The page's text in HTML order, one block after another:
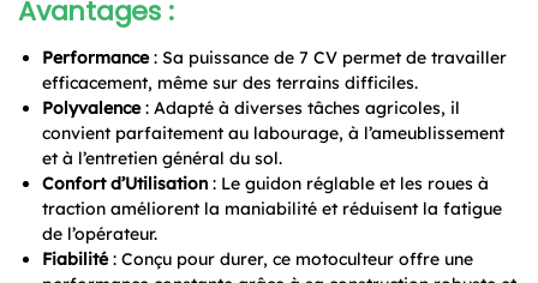
Avantages :
Performance: Sa puissance de 7 CV permet de travailler
efficacement, même sur des terrains difficiles.
Polyvalence: Adapté à diverses tâches agricoles, il
convient parfaitement au labourage, à l’ameublissement
et à l’entretien général du sol.
Confort d’Utilisation : Le guidon réglable et les roues à
traction améliorent la maniabilité et réduisent la fatigue
de l’opérateur.
Fiabilité: Conçu pour durer, ce motoculteur offre une